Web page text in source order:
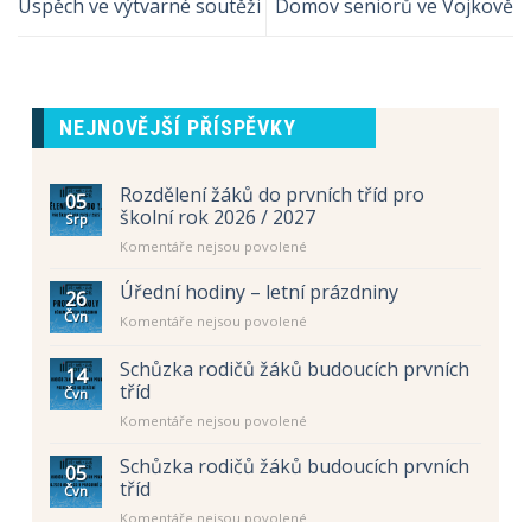
Úspěch ve výtvarné soutěži Domov seniorů ve Vojkově
NEJNOVĚJŠÍ PŘÍSPĚVKY
05
Srp
Rozdělení žáků do prvních tříd pro
školní rok 2026 / 2027
Komentáře nejsou povolené
s
názvem
do
rok
26
Čvn
Úřední hodiny – letní prázdniny
Komentáře nejsou povolené
s
názvem
letní
14
Čvn
Schůzka rodičů žáků budoucích prvních
tříd
Komentáře nejsou povolené
s
názvem
05
Čvn
Schůzka rodičů žáků budoucích prvních
tříd
Komentáře nejsou povolené